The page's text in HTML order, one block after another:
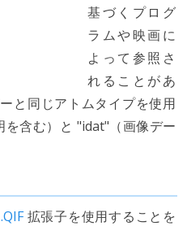
基づくプログ
ラムや映画に
よって参照さ
れることがあ
と同じアトムタイプを使用
を含む）と "idat"（画像デー
.QIF拡張子を使用することを